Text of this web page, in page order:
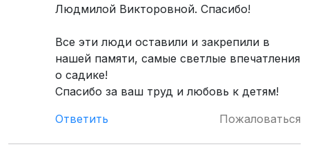
Людмилой Викторовной. Спасибо!
Все эти люди оставили и закрепили в
нашей памяти, самые светлые впечатления
о садике!
Спасибо за ваш труд и любовь к детям!
Ответить
Пожаловаться